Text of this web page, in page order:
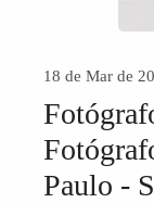
18 de Mar de
Paulo -